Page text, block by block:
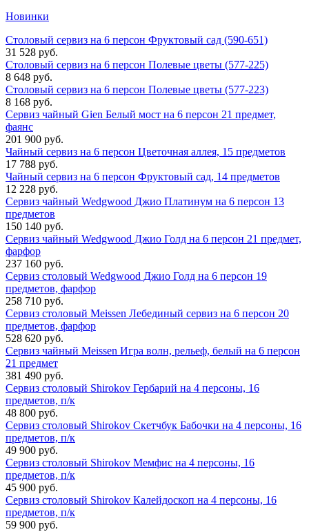
Новинки
Столовый сервиз на 6 персон Фруктовый сад (590-651)
31 528 руб.
Столовый сервиз на 6 персон Полевые цветы (577-225)
8 648 руб.
Столовый сервиз на 6 персон Полевые цветы (577-223)
8 168 руб.
Сервиз чайный Gien Белый мост на 6 персон 21 предмет,
фаянс
201 900 руб.
Чайный сервиз на 6 персон Цветочная аллея, 15 предметов
17 788 руб.
Чайный сервиз на 6 персон Фруктовый сад, 14 предметов
12 228 руб.
Сервиз чайный Wedgwood Джио Платинум на 6 персон 13
предметов
150 140 руб.
Сервиз чайный Wedgwood Джио Голд на 6 персон 21 предмет,
фарфор
237 160 руб.
Сервиз столовый Wedgwood Джио Голд на 6 персон 19
предметов, фарфор
258 710 руб.
Сервиз столовый Meissen Лебединый сервиз на 6 персон 20
предметов, фарфор
528 620 руб.
Сервиз чайный Meissen Игра волн, рельеф, белый на 6 персон
21 предмет
381 490 руб.
Сервиз столовый Shirokov Гербарий на 4 персоны, 16
предметов, п/к
48 800 руб.
Сервиз столовый Shirokov Скетчбук Бабочки на 4 персоны, 16
предметов, п/к
49 900 руб.
Сервиз столовый Shirokov Мемфис на 4 персоны, 16
предметов, п/к
45 900 руб.
Сервиз столовый Shirokov Калейдоскоп на 4 персоны, 16
предметов, п/к
59 900 руб.